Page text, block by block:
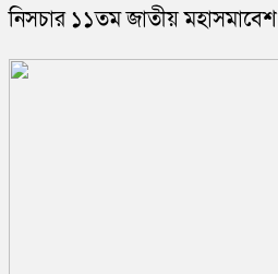
নিসচার ১১তম জাতীয় মহাসমাবেশ